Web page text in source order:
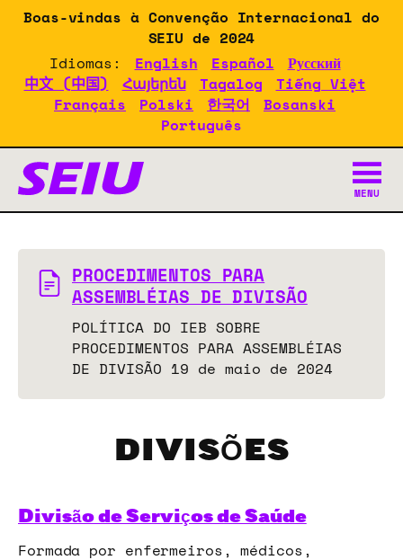
Skip
content
Boas-vindas à Convenção Internacional do
SEIU de 2024
Idiomas:
English Español
Русский
中文 (中国)
Հայերեն Tagalog
Tiếng Việt
Français
Polski 한국어
Bosanski
Português
Documentos da
MENU
PROCEDIMENTOS PARA
ASSEMBLÉIAS DE DIVISÃO
POLÍTICA DO IEB SOBRE
PROCEDIMENTOS PARA ASSEMBLÉIAS
DE DIVISÃO 19 de maio de 2024
DIVISÕES
Divisão de Serviços de Saúde
Formada por enfermeiros, médicos,